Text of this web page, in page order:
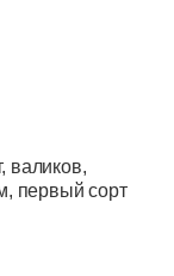
валиков,
первый сорт